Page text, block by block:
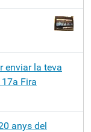
enviar la teva
Fira
anys del